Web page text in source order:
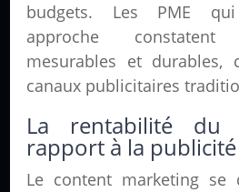
budgets. Les PME
approche
mesurables et durables,
canaux publicitaires
La rentabilité du
rapport à la
Le content marketing se